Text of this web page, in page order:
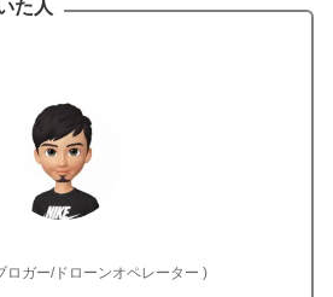
た人
ロガー/ドローンオペレーター )